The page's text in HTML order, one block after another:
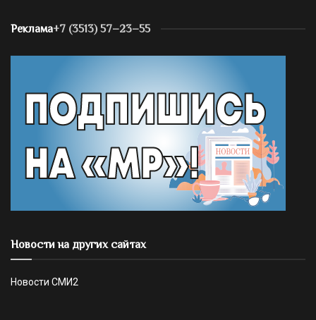
Реклама+7 (3513) 57–23–55
Новости на других сайтах
Новости СМИ2